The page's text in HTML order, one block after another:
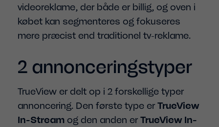
videoreklame, der både er billig, og oven i
købet kan segmenteres og fokuseres
mere præcist end traditionel tv-reklame.
2 annonceringstyper
TrueView er delt op i 2 forskellige typer
annoncering. Den første type er TrueView
In-Streamog den anden er TrueView In-